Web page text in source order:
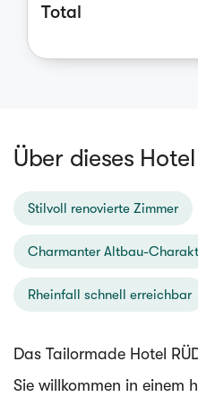
Total
Über dieses Hotel
Stilvoll renovierte Zimmer
Charmanter Altbau-
Rheinfall schnell erreichbar
Das Tailormade Hotel
Sie willkommen in einem